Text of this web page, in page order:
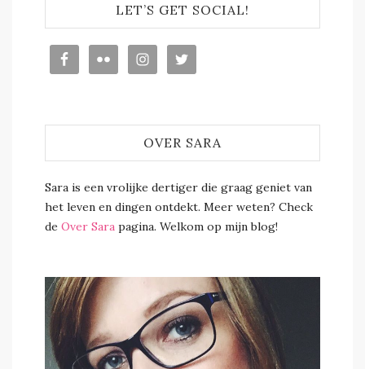
LET’S GET SOCIAL!
OVER SARA
Sara is een vrolijke dertiger die graag geniet van
het leven en dingen ontdekt. Meer weten? Check
de Over Sara pagina. Welkom op mijn blog!